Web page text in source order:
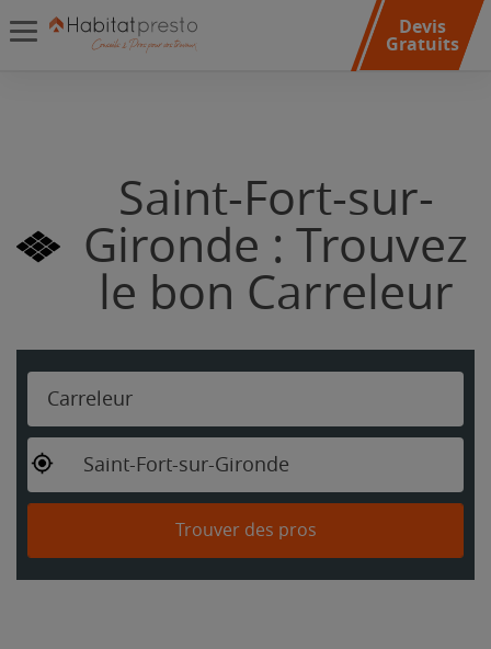
Devis
Gratuits
Saint-Fort-sur-
Gironde : Trouvez
le bon Carreleur
Carreleur
Saint-Fort-sur-Gironde
Trouver des pros